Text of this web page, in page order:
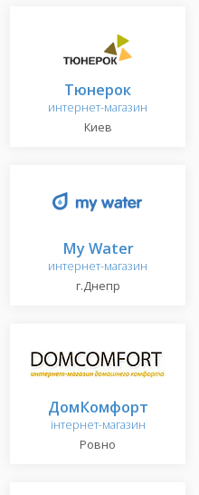
Тюнерок
интернет-магазин
Киев
My Water
интернет-магазин
г.Днепр
ДомКомфорт
інтернет-магазин
Ровно